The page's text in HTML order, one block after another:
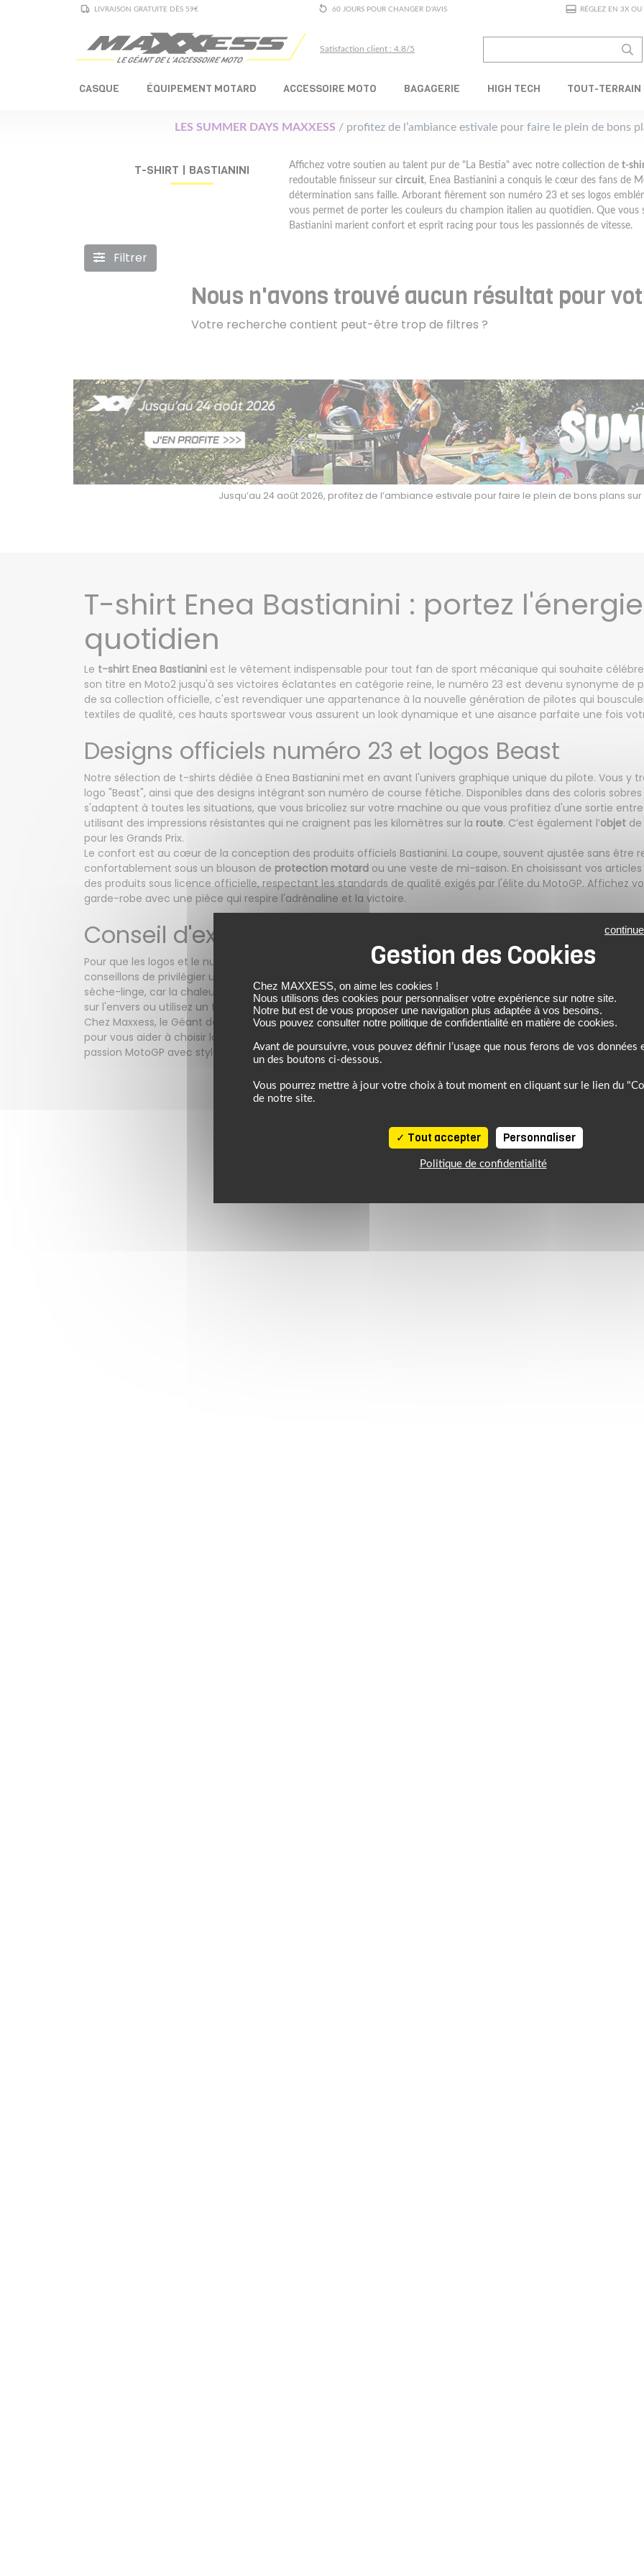
LIVRAISON GRATUITE DÈS 59€ 60 JOURS POUR CHANGER D'AVIS RÉGLEZ EN 3X
Satisfaction client : 4.8/5
CASQUE ÉQUIPEMENT MOTARD ACCESSOIRE MOTO BAGAGERIE HIGH TECH TOUT-TERRAIN
LES SUMMER DAYS MAXXESS / profitez de l’ambiance estivale pour faire le plein de bons
T-SHIRT | BASTIANINI Affichez votre soutien au talent pur de "La Bestia" avec notre collection de t-
redoutable finisseur sur circuit, Enea Bastianini a conquis le cœur des fans de
détermination sans faille. Arborant fièrement son numéro 23 et ses logos
vous permet de porter les couleurs du champion italien au quotidien. Que vous
Bastianini marient confort et esprit racing pour tous les passionnés de vitesse.
Filtrer
Nous n'avons trouvé aucun résultat pour
Votre recherche contient peut-être trop de filtres ?
Jusqu’au 24 août 2026, profitez de l’ambiance estivale pour faire le plein de bons plans
T-shirt Enea Bastianini : portez
quotidien
Le t-shirt Enea Bastianini est le vêtement indispensable pour tout fan de sport mécanique qui souhaite
son titre en Moto2 jusqu'à ses victoires éclatantes en catégorie reine, le numéro 23 est devenu synonyme
de sa collection officielle, c'est revendiquer une appartenance à la nouvelle génération de pilotes qui
textiles de qualité, ces hauts sportswear vous assurent un look dynamique et une aisance parfaite une fois
Designs officiels numéro 23 et logos Beast
Notre sélection de t-shirts dédiée à Enea Bastianini met en avant l'univers graphique unique du pilote. Vous y
logo "Beast", ainsi que des designs intégrant son numéro de course fétiche. Disponibles dans des coloris
s'adaptent à toutes les situations, que vous bricoliez sur votre machine ou que vous profitiez d'une sortie
utilisant des impressions résistantes qui ne craignent pas les kilomètres sur la route. C’est également l’objet
pour les Grands Prix.
Le confort est au cœur de la conception des produits officiels Bastianini. La coupe, souvent ajustée sans être
confortablement sous un blouson de protection motard ou une veste de mi-saison. En choisissant vos
des produits sous licence officielle, respectant les standards de qualité exigés par l'élite du MotoGP. Affichez
garde-robe avec une pièce qui respire l'adrénaline et la victoire.
Conseil d'expert Maxxess : entretenez vos t-shirts
Pour que les logos et le numéro 23 de votre t-shirt Bastianiniconservent leur intensité originale, un entretien
conseillons de privilégier un lavage en machine à 30°C sur l'envers afin de protéger les visuels des
sèche-linge, car la chaleur excessive peut dégrader les fibres de coton et faire craqueler les impressions
sur l'envers ou utilisez un tissu de protection. Un t-shirt bien soigné restera le témoin de votre passion pour La
Chez Maxxess, le Géant de l'Accessoire, nous nous engageons à fournir le meilleur du lifestyle moto au prix le
pour vous aider à choisir la bonne taille et vous présenter les nouveautés de la gamme Enea Bastianini. Faites
passion MotoGP avec style et authenticité.
Chez MAXXESS, on aime les cookies !
Nous utilisons des cookies pour personnaliser votre expérience sur notre site.
Notre but est de vous proposer une navigation plus adaptée à vos besoins.
Vous pouvez consulter notre politique de confidentialité en matière de cookies.
Avant de poursuivre, vous pouvez définir l’usage que nous ferons de vos données
un des boutons ci-dessous.
Vous pourrez mettre à jour votre choix à tout moment en cliquant sur le lien du
de notre site.
Tout accepter Personnaliser
Politique de confidentialité